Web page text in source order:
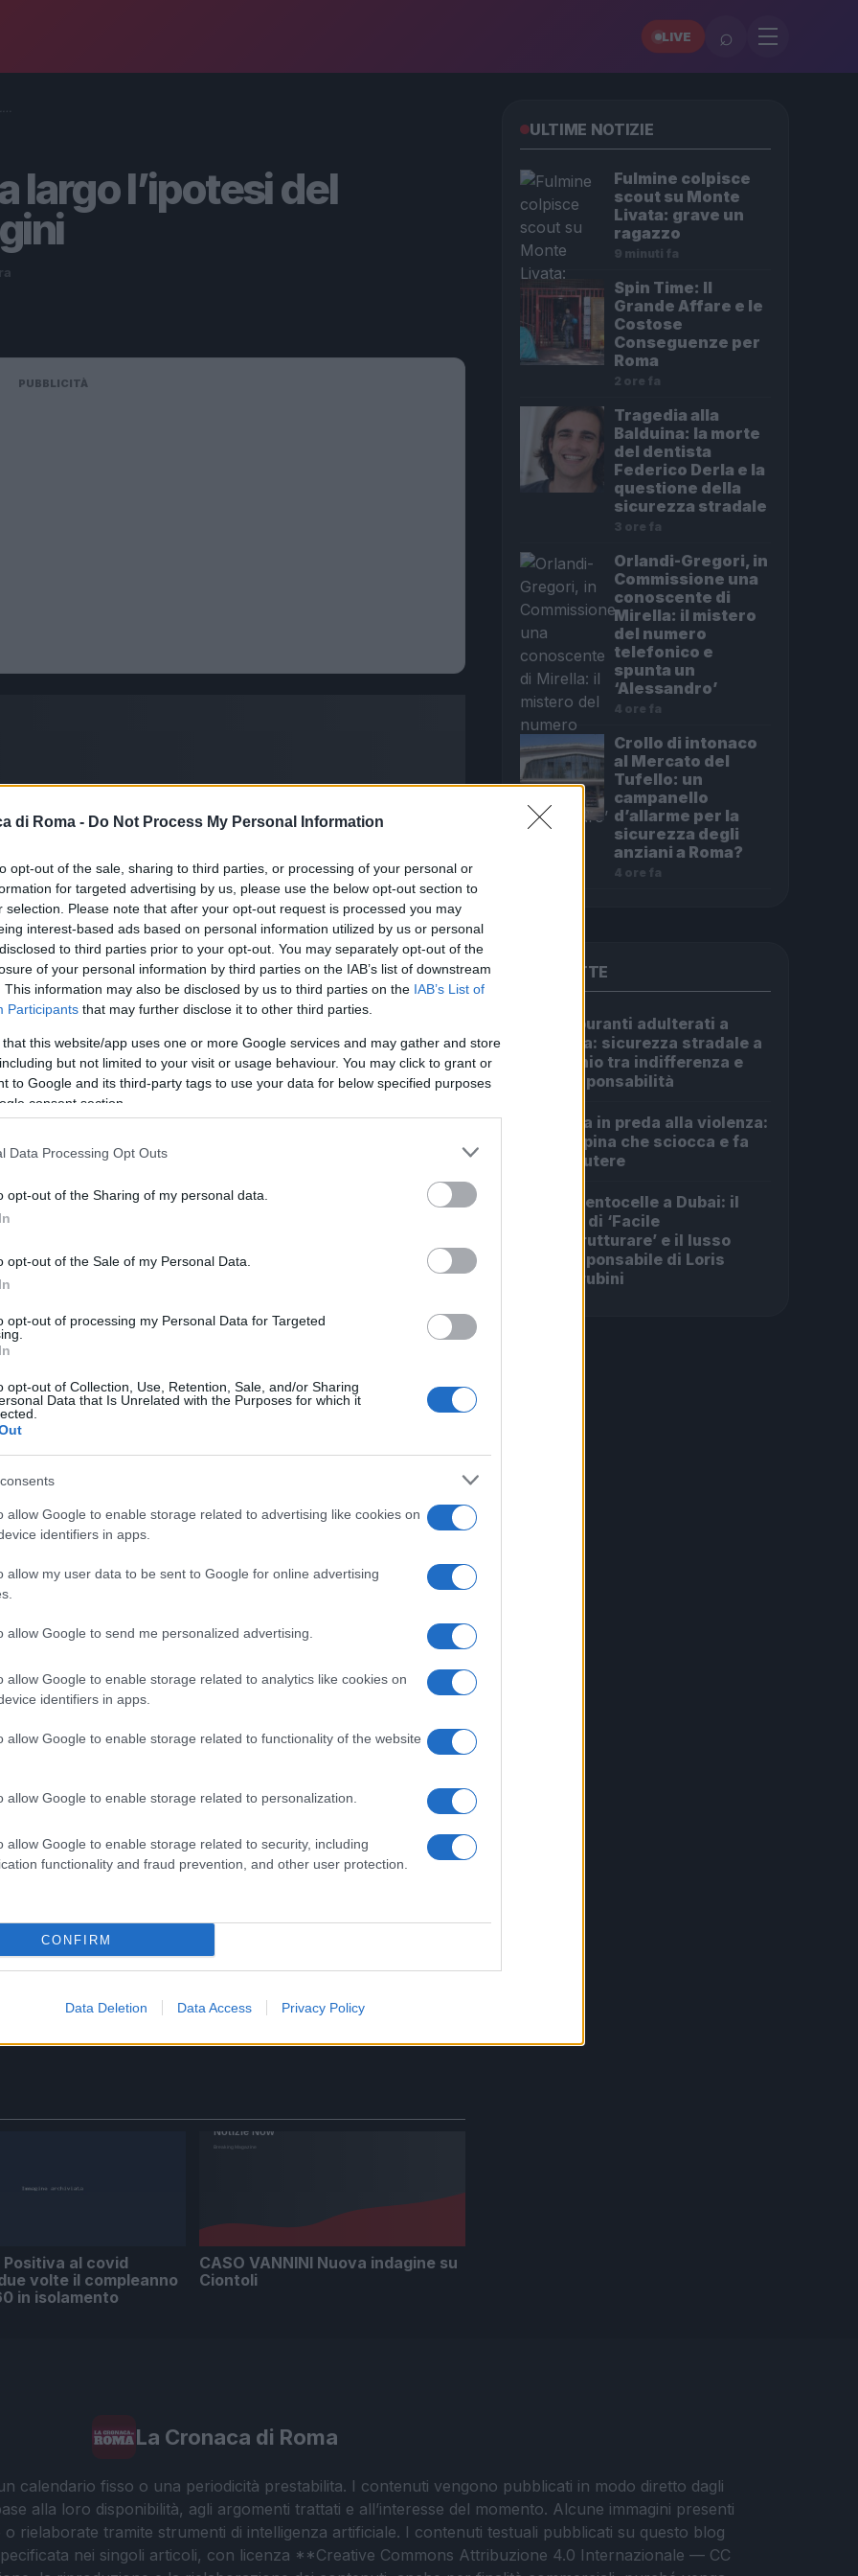
di Roma - Do Not Process My Personal Information
opt-out of the sale, sharing to third parties, or processing of your personal or
for targeted advertising by us, please use the below opt-out section to
selection. Please note that after your opt-out request is processed you may
interest-based ads based on personal information utilized by us or personal
to third parties prior to your opt-out. You may separately opt-out of the
of your personal information by third parties on the IAB’s list of downstream
This information may also be disclosed by us to third parties on the IAB’s List of
Participants that may further disclose it to other third parties.
that this website/app uses one or more Google services and may gather and store
but not limited to your visit or usage behaviour. You may click to grant or
to Google and its third-party tags to use your data for below specified purposes
consent section.
Data Processing Opt Outs
opt-out of the Sharing of my personal data.
opt-out of the Sale of my Personal Data.
opt-out of processing my Personal Data for Targeted
opt-out of Collection, Use, Retention, Sale, and/or Sharing
Data that Is Unrelated with the Purposes for which it
allow Google to enable storage related to advertising like cookies on
identifiers in apps.
allow my user data to be sent to Google for online advertising
allow Google to send me personalized advertising.
allow Google to enable storage related to analytics like cookies on
identifiers in apps.
allow Google to enable storage related to functionality of the website
allow Google to enable storage related to personalization.
allow Google to enable storage related to security, including
functionality and fraud prevention, and other user protection.
CONFIRM
Data Deletion Data Access Privacy Policy
LIVE ⌕
largo l’ipotesi del
PUBBLICITÀ
potrebbe infatti essere stata favorita da
scopo di sabotare il circo. Anche se non si esclude
personale dello stesso. La gabbia in cui il leone era
stata infatti trovata aperta, sorte che invece non avrebbe
pressi inoltre alcuni testimoni avrebbero inoltre notato
del circo avrebbero segnalato un lucchetto
un sabotaggio. Ma resta viva anche quella secondo cui la
in maniera corretta. Ma a suscitare polemica c’è
Il Messaggero, un primo tentativo di fermare il leone con
per questo motivo, il sindaco di Ladispoli
l’allarme. E intanto la LAV (Lega Anti vivisezione)
un animale da un circo in un anno. E’ ora che si attui la
spettacoli con animali e nessuno faccia male al
Cronaca Roma | I Carabinieri arrestano
lascia senza parole
compleanno del figlio: 60 in
Positiva al covid
volte il compleanno
in isolamento
CASO VANNINI Nuova indagine su
Ciontoli
ULTIME NOTIZIE
Fulmine colpisce
scout su Monte
Livata: grave un
ragazzo
9 minuti fa
Spin Time: Il
Grande Affare e le
Costose
Conseguenze per
Roma
2 ore fa
Tragedia alla
Balduina: la morte
del dentista
Federico Derla e la
questione della
sicurezza stradale
3 ore fa
Orlandi-Gregori, in
Commissione una
conoscente di
Mirella: il mistero
del numero
telefonico e
spunta un
‘Alessandro’
4 ore fa
Crollo di intonaco
al Mercato del
Tufello: un
campanello
d’allarme per la
sicurezza degli
anziani a Roma?
4 ore fa
PIÙ LETTE
Carburanti adulterati a
Roma: sicurezza stradale a
rischio tra indifferenza e
irresponsabilità
Roma in preda alla violenza:
la rapina che sciocca e fa
discutere
Da Centocelle a Dubai: il
crac di ‘Facile
Ristrutturare’ e il lusso
irresponsabile di Loris
Cherubini
La Cronaca di Roma
calendario fisso o una periodicità prestabilita. I contenuti vengono pubblicati in modo diretto dagli
alla loro disponibilità, agli argomenti trattati e all’interesse del momento. Alcune immagini presenti
rielaborate tramite strumenti di intelligenza artificiale. I contenuti testuali pubblicati su questo blog
nei singoli articoli, con licenza **Creative Commons Attribuzione 4.0 Internazionale — CC